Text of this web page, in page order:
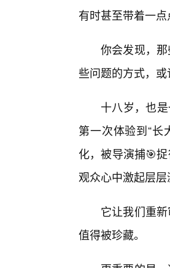
有时甚至带着一
你会发现，
些问题的方式，
十八岁，也
第一次体验到“
化，被导演捕🎯
观众心中激起层层
它让我们重
值得被珍藏。